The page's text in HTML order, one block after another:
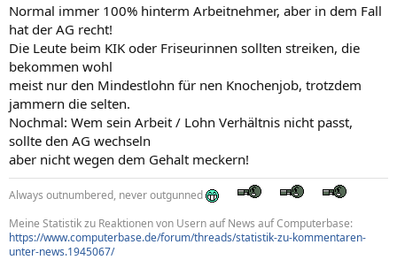
Normal immer 100% hinterm Arbeitnehmer, aber in dem Fall
hat der AG recht!
Die Leute beim KIK oder Friseurinnen sollten streiken, die
bekommen wohl
meist nur den Mindestlohn für nen Knochenjob, trotzdem
jammern die selten.
Nochmal: Wem sein Arbeit / Lohn Verhältnis nicht passt,
sollte den AG wechseln
aber nicht wegen dem Gehalt meckern!
Always outnumbered, never outgunned
Meine Statistik zu Reaktionen von Usern auf News auf Computerbase:
https://www.computerbase.de/forum/threads/statistik-zu-kommentaren-
unter-news.1945067/